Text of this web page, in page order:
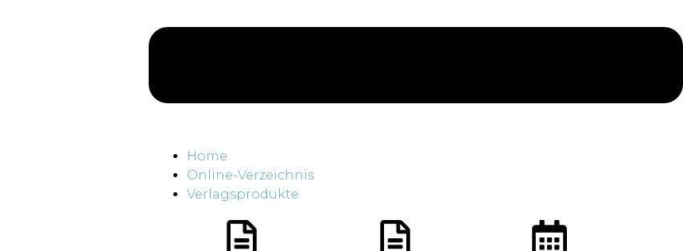
Home
Online-Verzeichnis
Verlagsprodukte